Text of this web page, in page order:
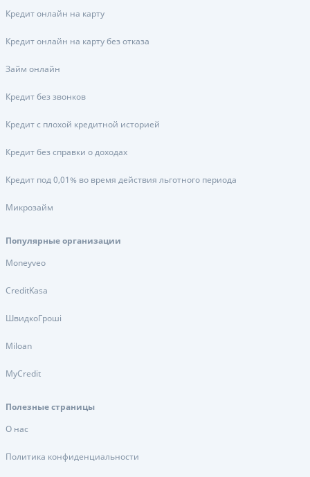
Кредит онлайн на карту
Кредит онлайн на карту без отказа
Займ онлайн
Кредит без звонков
Кредит с плохой кредитной историей
Кредит без справки о доходах
Кредит под 0,01% во время действия льготного периода
Микрозайм
Популярные организации
Moneyveo
CreditKasa
ШвидкоГроші
Miloan
MyCredit
Полезные страницы
О нас
Политика конфиденциальности